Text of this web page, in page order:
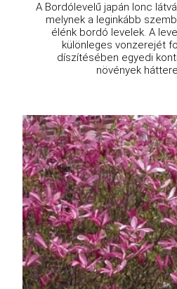
A Bordólevelű japán lonc
melynek a leginkább
élénk bordó levelek. A
különleges vonzerejét
díszítésében egyedi
növények